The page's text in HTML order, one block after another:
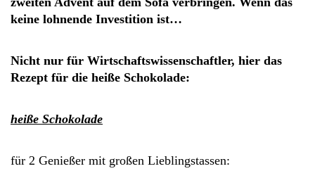
keine lohnende Investition ist…
Nicht nur für Wirtschaftswissenschaftler, hier das
Rezept für die heiße Schokolade:
heiße Schokolade
für 2 Genießer mit großen Lieblingstassen: